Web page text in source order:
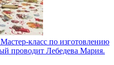
класс по изготовлению
проводит Лебедева Мария.